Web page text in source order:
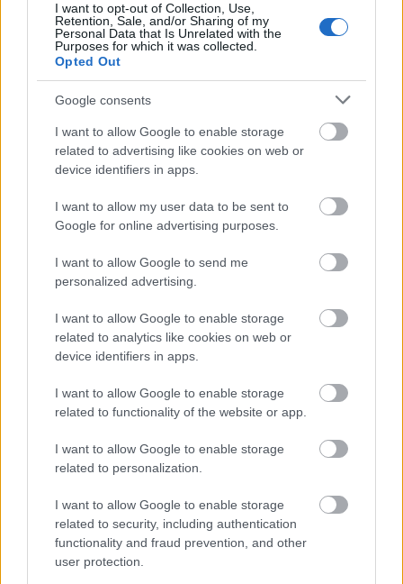
I want to opt-out of Collection, Use,
Retention, Sale, and/or Sharing of my
Personal Data that Is Unrelated with the
Purposes for which it was collected.
Opted Out
Google consents
I want to allow Google to enable storage
related to advertising like cookies on web or
device identifiers in apps.
I want to allow my user data to be sent to
Google for online advertising purposes.
I want to allow Google to send me
personalized advertising.
I want to allow Google to enable storage
related to analytics like cookies on web or
device identifiers in apps.
I want to allow Google to enable storage
related to functionality of the website or app.
I want to allow Google to enable storage
related to personalization.
I want to allow Google to enable storage
related to security, including authentication
functionality and fraud prevention, and other
user protection.
Στην αγορά δεν θα βρείτε accessories ούτε στο
γιατί η φιλοσοφία τους βασίζεται στην
λειτουργικότητα. Παρόλα αυτά μπορείτε να
επιλέξετε λίγα statement accesories που ταιριάζουν
στο ύφος τους. Ένα από αυτά είναι τα φυτά γιατί
δίνουν ζωή στο χώρο. Μία ακόμα καλή ιδέα για να
τονίσετε ένα “japandi” χώρο είναι η πέτρα, ένα chic
φυσικό υλικό. Φανταστείτε πόσο ξεχωριστό θα